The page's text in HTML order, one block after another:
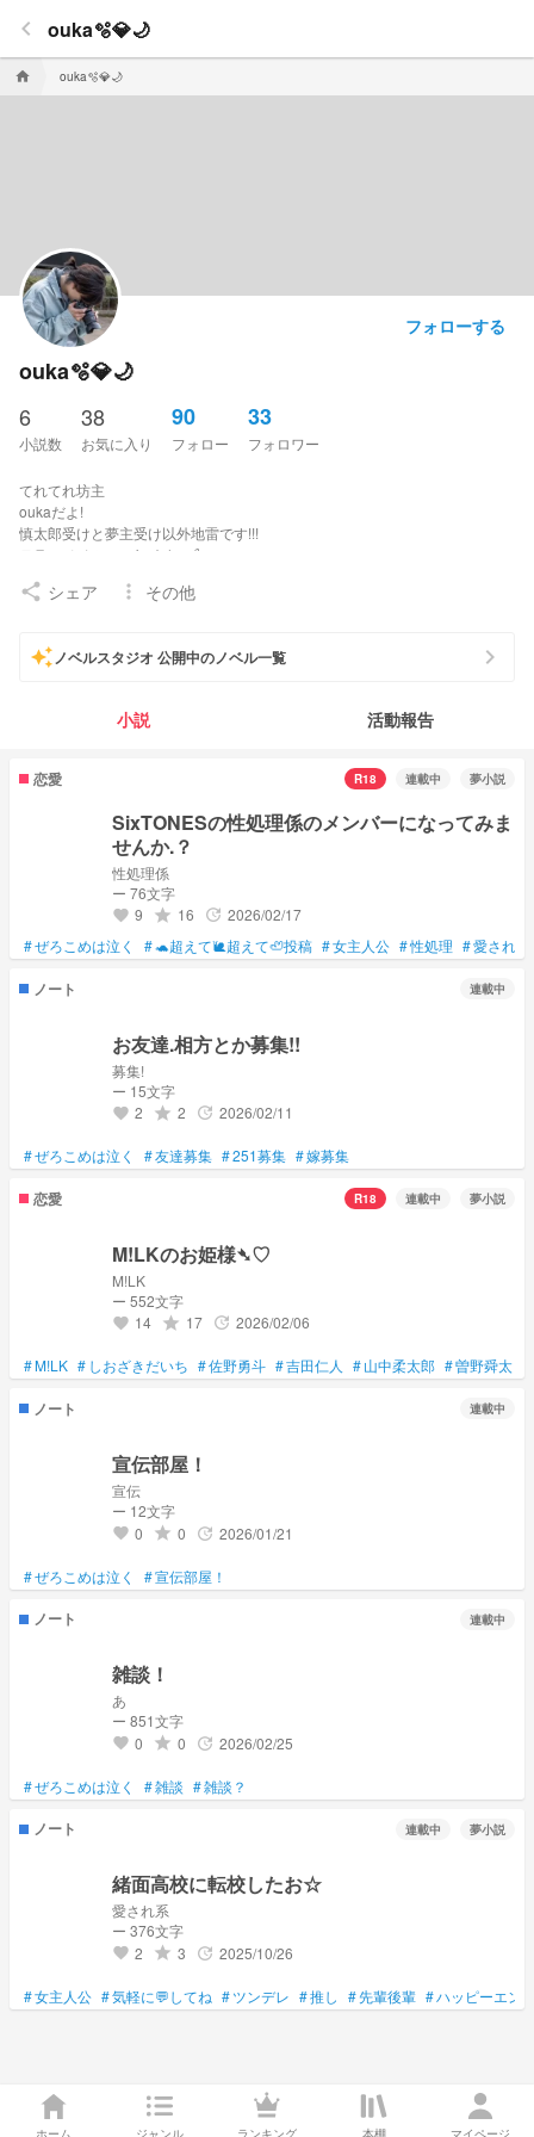
ホーム ジャンル ランキング 本棚 マイページ
home ouka🫧💎🌙
keyboard_arrow_left ouka🫧💎🌙
フォローする
ouka🫧💎🌙
6
小説数
38
お気に入り
90
フォロー
33
フォロワー
てれてれ坊主
oukaだよ!
慎太郎受けと夢主受け以外地雷です!!!
テラーノベル→ouka✿.*・🍏
iLiFE！🪽‪🩵🍚❤️
💙ᩚファンマ💙ᩚ
#oukaといっしょ
リア恋
憧れ様•*¨*•.¸♬︎
同担拒否じゃないよ!!
M!LKは箱推し!
主に❤️💙が好き！
2/14生まれ！16世代！ランドセル4年目！
友達のファンマ⬇
#🍼💙
#まぜまぜ
251.➝ゆ う か©
share シェア more_vert その他
auto_awesomeノベルスタジオ 公開中のノベル一覧 chevron_right
小説 活動報告
恋愛 R18 連載中 夢小説
SixTONESの性処理係のメンバーになってみま
せんか.？
性処理係
ー 76文字
favorite 9 grade 16 update 2026/02/17
#ぜろこめは泣く #🐢超えて🐌超えて🦥投稿 #女主人公 #性処理 #愛され
ノート 連載中
お友達.相方とか募集!!
募集!
ー 15文字
favorite 2 grade 2 update 2026/02/11
#ぜろこめは泣く #友達募集 #251募集 #嫁募集
恋愛 R18 連載中 夢小説
M!LKのお姫様➴♡
M!LK
ー 552文字
favorite 14 grade 17 update 2026/02/06
#M!LK # しおざきだいち #佐野勇斗 #吉田仁人 #山中柔太郎 #曽野舜太
ノート 連載中
宣伝部屋！
宣伝
ー 12文字
favorite 0 grade 0 update 2026/01/21
#ぜろこめは泣く #宣伝部屋！
ノート 連載中
雑談！
あ
ー 851文字
favorite 0 grade 0 update 2026/02/25
#ぜろこめは泣く #雑談 #雑談？
ノート 連載中 夢小説
緒面高校に転校したお☆
愛され系
ー 376文字
favorite 2 grade 3 update 2025/10/26
#女主人公 #気軽に💬してね #ツンデレ #推し #先輩後輩 #ハッピーエン